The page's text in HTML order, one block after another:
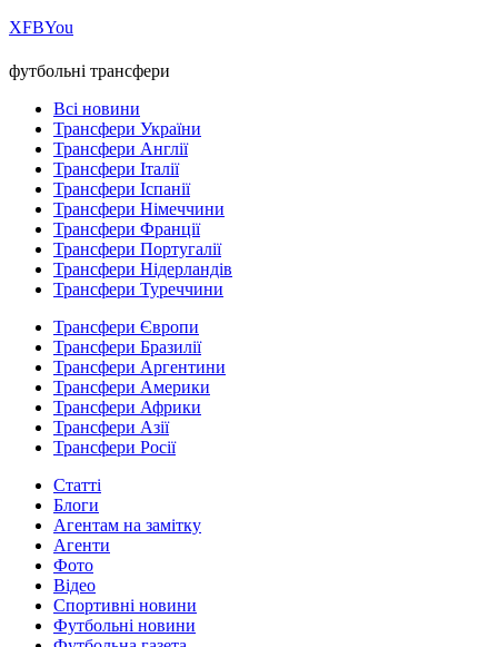
ХFBYou
футбольні трансфери
Всі новини
Трансфери України
Трансфери Англії
Трансфери Італії
Трансфери Іспанії
Трансфери Німеччини
Трансфери Франції
Трансфери Португалії
Трансфери Нідерландів
Трансфери Туреччини
Трансфери Європи
Трансфери Бразилії
Трансфери Аргентини
Трансфери Америки
Трансфери Африки
Трансфери Азії
Трансфери Росії
Статті
Блоги
Агентам на замітку
Агенти
Фото
Відео
Спортивні новини
Футбольні новини